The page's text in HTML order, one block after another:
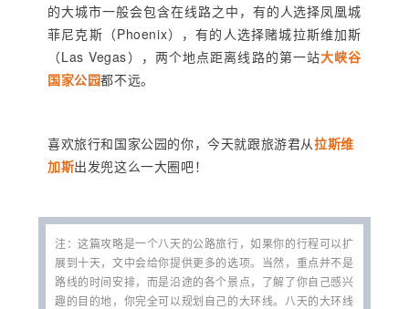
的大城市一般会包含在线路之中，有的人选择凤凰城
菲尼克斯（Phoenix），有的人选择赌城拉斯维加斯
（Las Vegas），两个地点距离线路的第一站大峡谷
国家公园都不远。
喜欢旅行和国家公园的你，今天就跟旅游君从拉斯维
加斯出发兜这么一大圈吧！
注：这篇攻略是一个八天的公路旅行，如果你的行程可以扩
展到十天，文中会给你提供更多的选项。当然，重点并不是
路线的时间安排，而是沿途的各个景点，了解了你自己感兴
趣的目的地，你完全可以规划自己的大环线。八天的大环线